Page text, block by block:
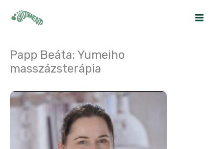
Papp Beáta: Yumeiho
masszázsterápia